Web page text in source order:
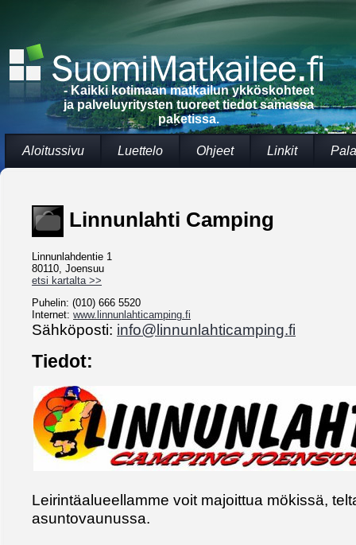
- Kaikki kotimaan matkailun ykköskohteet
ja palveluyritysten tuoreet tiedot samassa
paketissa.
Aloitussivu Luettelo Ohjeet Linkit
Linnunlahti Camping
Linnunlahdentie 1
80110, Joensuu
etsi kartalta >>
Puhelin: (010) 666 5520
Internet: www.linnunlahticamping.fi
Sähköposti: info@linnunlahticamping.fi
Tiedot:
Leirintäalueellamme voit majoittua mökissä,
asuntovaunussa.